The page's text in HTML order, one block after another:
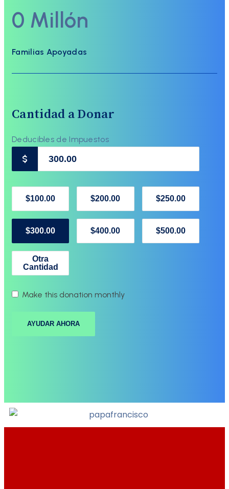
0 Millón
Familias Apoyadas
Cantidad a Donar
Deducibles de Impuestos
$
$100.00 $200.00 $250.00
$300.00 $400.00 $500.00
Otra
Cantidad
Make this donation monthly
AYUDAR AHORA